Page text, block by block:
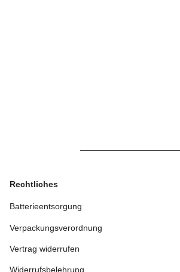
Rechtliches
Batterieentsorgung
Verpackungsverordnung
Vertrag widerrufen
Widerrufsbelehrung